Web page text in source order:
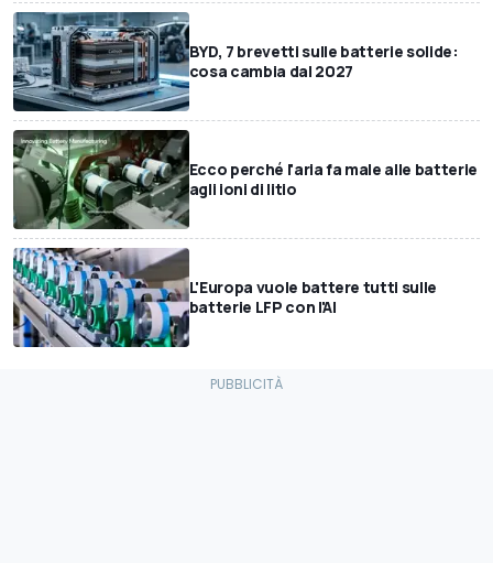
BYD, 7 brevetti sulle batterie solide:
cosa cambia dal 2027
Ecco perché l'aria fa male alle batterie
agli ioni di litio
L'Europa vuole battere tutti sulle
batterie LFP con l'AI